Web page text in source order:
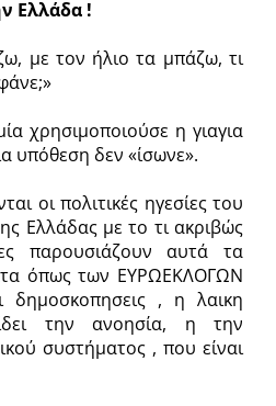
Ελλάδα !
με τον ήλιο τα μπάζω, τι
χρησιμοποιούσε η γιαγια
υπόθεση δεν «ίσωνε».
οι πολιτικές ηγεσίες του
Ελλάδας με το τι ακριβώς
παρουσιάζουν αυτά τα
όπως των ΕΥΡΩΕΚΛΟΓΩΝ
δημοσκοπησεις , η λαικη
την ανοησία, η την
συστήματος , που είναι